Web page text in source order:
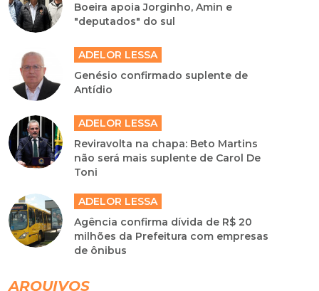
Boeira apoia Jorginho, Amin e
"deputados" do sul
ADELOR LESSA
Genésio confirmado suplente de
Antídio
ADELOR LESSA
Reviravolta na chapa: Beto Martins
não será mais suplente de Carol De
Toni
ADELOR LESSA
Agência confirma dívida de R$ 20
milhões da Prefeitura com empresas
de ônibus
ARQUIVOS